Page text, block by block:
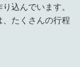
込んでいます。
たくさんの行程